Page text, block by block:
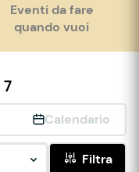
Eventi da fare
quando vuoi
7
Calendario
Filtra